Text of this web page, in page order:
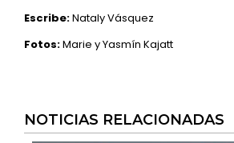
Escribe:Nataly Vásquez
Fotos:Marie y Yasmín Kajatt
NOTICIAS RELACIONADAS